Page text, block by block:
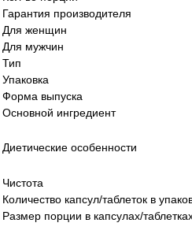
Гарантия производителя
Для женщин
Для мужчин
Тип
Упаковка
Форма выпуска
Основной ингредиент
Диетические особенности
Чистота
Количество капсул/таблеток в
Размер порции в капсулах/